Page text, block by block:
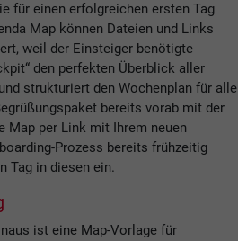
für einen erfolgreichen ersten Tag
Map können Dateien und Links
weil der Einsteiger benötigte
den perfekten Überblick aller
strukturiert den Wochenplan für alle
bereits vorab mit der
Map per Link mit Ihrem neuen
Prozess bereits frühzeitig
Tag in diesen ein.
ist eine Map-Vorlage für